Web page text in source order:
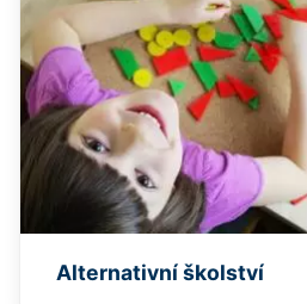
Alternativní školství